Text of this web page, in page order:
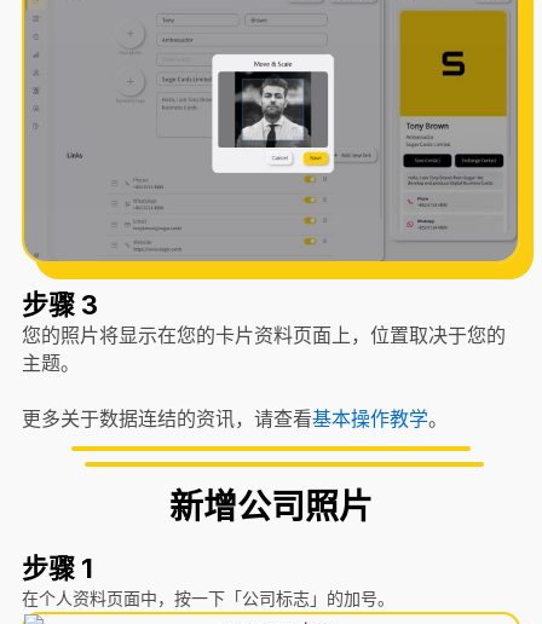
步骤 3
您的照片将显示在您的卡片资料页面上，位置取决于您的
主题。
更多关于数据连结的资讯，请查看基本操作教学。
新增公司照片
步骤 1
在个人资料页面中，按一下「公司标志」的加号。